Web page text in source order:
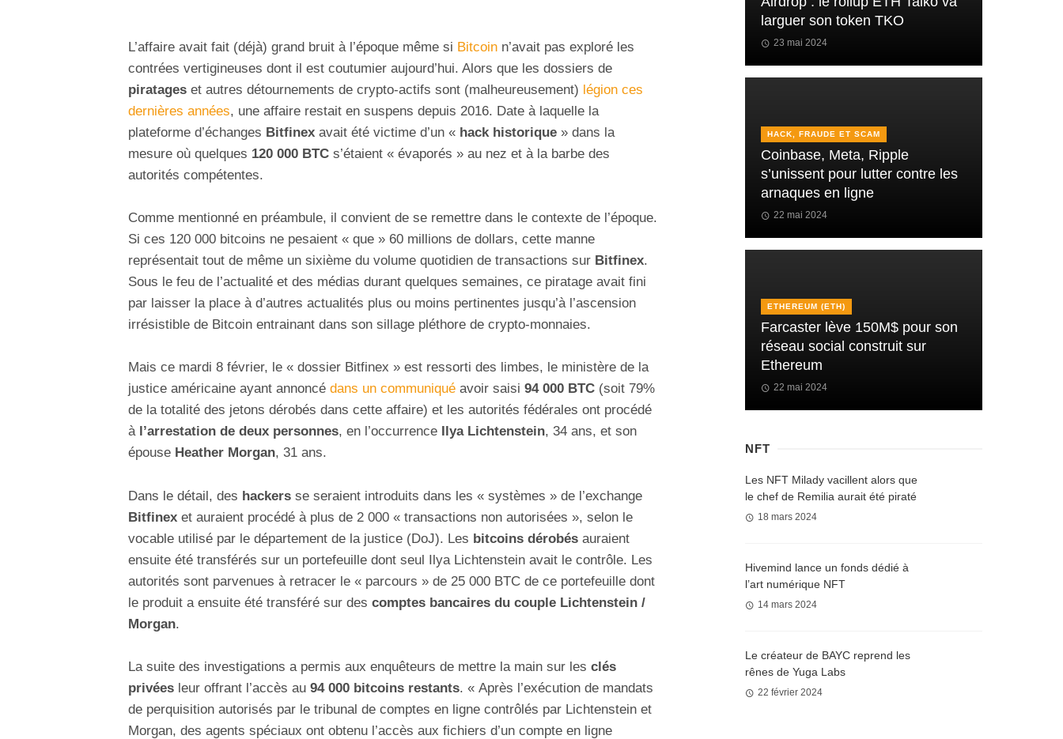
L’affaire avait fait (déjà) grand bruit à l’époque même si Bitcoin n’avait pas exploré les
contrées vertigineuses dont il est coutumier aujourd’hui. Alors que les dossiers de
piratages et autres détournements de crypto-actifs sont (malheureusement) légion ces
dernières années, une affaire restait en suspens depuis 2016. Date à laquelle la
plateforme d’échanges Bitfinex avait été victime d’un « hack historique » dans la
mesure où quelques 120 000 BTC s’étaient « évaporés » au nez et à la barbe des
autorités compétentes.
Comme mentionné en préambule, il convient de se remettre dans le contexte de l’époque.
Si ces 120 000 bitcoins ne pesaient « que » 60 millions de dollars, cette manne
représentait tout de même un sixième du volume quotidien de transactions sur Bitfinex.
Sous le feu de l’actualité et des médias durant quelques semaines, ce piratage avait fini
par laisser la place à d’autres actualités plus ou moins pertinentes jusqu’à l’ascension
irrésistible de Bitcoin entrainant dans son sillage pléthore de crypto-monnaies.
Mais ce mardi 8 février, le « dossier Bitfinex » est ressorti des limbes, le ministère de la
justice américaine ayant annoncé dans un communiqué avoir saisi 94 000 BTC (soit 79%
de la totalité des jetons dérobés dans cette affaire) et les autorités fédérales ont procédé
à l’arrestation de deux personnes, en l’occurrence Ilya Lichtenstein, 34 ans, et son
épouse Heather Morgan, 31 ans.
Dans le détail, des hackers se seraient introduits dans les « systèmes » de l’exchange
Bitfinex et auraient procédé à plus de 2 000 « transactions non autorisées », selon le
vocable utilisé par le département de la justice (DoJ). Les bitcoins dérobés auraient
ensuite été transférés sur un portefeuille dont seul Ilya Lichtenstein avait le contrôle. Les
autorités sont parvenues à retracer le « parcours » de 25 000 BTC de ce portefeuille dont
le produit a ensuite été transféré sur des comptes bancaires du couple Lichtenstein /
Morgan.
La suite des investigations a permis aux enquêteurs de mettre la main sur les clés
privées leur offrant l’accès au 94 000 bitcoins restants. « Après l’exécution de mandats
de perquisition autorisés par le tribunal de comptes en ligne contrôlés par Lichtenstein et
Morgan, des agents spéciaux ont obtenu l’accès aux fichiers d’un compte en ligne
larguer son token TKO
23 mai 2024
HACK, FRAUDE ET SCAM
Coinbase, Meta, Ripple
s’unissent pour lutter contre les
arnaques en ligne
22 mai 2024
ETHEREUM (ETH)
Farcaster lève 150M$ pour son
réseau social construit sur
Ethereum
22 mai 2024
NFT
Les NFT Milady vacillent alors que
le chef de Remilia aurait été piraté
18 mars 2024
Hivemind lance un fonds dédié à
l’art numérique NFT
14 mars 2024
Le créateur de BAYC reprend les
rênes de Yuga Labs
22 février 2024